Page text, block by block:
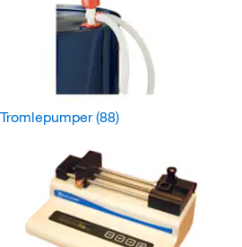
Tromlepumper(88)